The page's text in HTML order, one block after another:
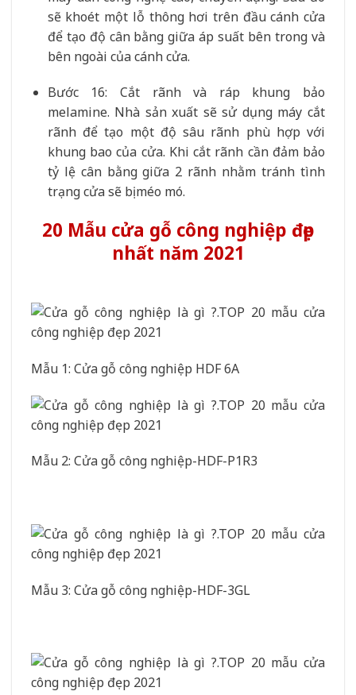
sẽ khoét một lỗ thông hơi trên đầu cánh cửa
để tạo độ cân bằng giữa áp suất bên trong và
bên ngoài của cánh cửa.
Bước 16: Cắt rãnh và ráp khung bảo
melamine. Nhà sản xuất sẽ sử dụng máy cắt
rãnh để tạo một độ sâu rãnh phù hợp với
khung bao của cửa. Khi cắt rãnh cần đảm bảo
tỷ lệ cân bằng giữa 2 rãnh nhằm tránh tình
trạng cửa sẽ bị méo mó.
20 Mẫu cửa gỗ công nghiệp đẹp
nhất năm 2021
Mẫu 1: Cửa gỗ công nghiệp HDF 6A
Mẫu 2: Cửa gỗ công nghiệp-HDF-P1R3
Mẫu 3: Cửa gỗ công nghiệp-HDF-3GL